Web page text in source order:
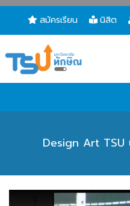
สมัครเรียน นิสิต
Design Art TSU